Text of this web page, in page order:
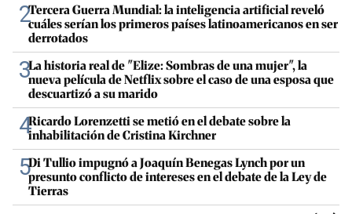
2Tercera Guerra Mundial: la inteligencia artificial reveló
cuáles serían los primeros países latinoamericanos en ser
derrotados
3La historia real de "Elize: Sombras de una mujer", la
nueva película de Netflix sobre el caso de una esposa que
descuartizó a su marido
4Ricardo Lorenzetti se metió en el debate sobre la
inhabilitación de Cristina Kirchner
5Di Tullio impugnó a Joaquín Benegas Lynch por un
presunto conflicto de intereses en el debate de la Ley de
Tierras